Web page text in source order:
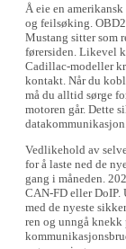
Å eie en
og feilsøking.
Mustang sitter som
førersiden. Likevel
Cadillac-modeller
kontakt. Når du
må du alltid sørge
motoren går. Dette
datakommunikasjon.
Vedlikehold av
for å laste ned de
gang i måneden.
CAN-FD eller
med de nyeste
ren og unngå knekk